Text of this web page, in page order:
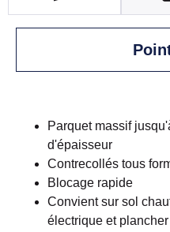
Parquet massif
d'épaisseur
Contrecollés tous
Blocage rapide
Convient sur sol
électrique et